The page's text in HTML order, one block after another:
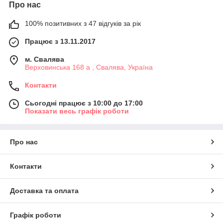
Про нас
100% позитивних з 47 відгуків за рік
Працює з 13.11.2017
м. Свалява
Верховинська 168 а , Свалява, Україна
Контакти
Сьогодні працює з 10:00 до 17:00
Показати весь графік роботи
Про нас
Контакти
Доставка та оплата
Графік роботи